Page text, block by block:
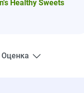
Healthy Sweets
Оценка